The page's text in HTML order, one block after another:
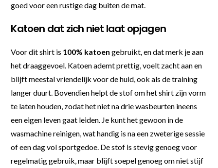
goed voor een rustige dag buiten de mat.
Katoen dat zich niet laat opjagen
Voor dit shirt is 100% katoen gebruikt, en dat merk je aan
het draaggevoel. Katoen ademt prettig, voelt zacht aan en
blijft meestal vriendelijk voor de huid, ook als de training
langer duurt. Bovendien helpt de stof om het shirt zijn vorm
te laten houden, zodat het niet na drie wasbeurten ineens
een eigen leven gaat leiden. Je kunt het gewoon in de
wasmachine reinigen, wat handig is na een zweterige sessie
of een dag vol sportgedoe. De stof is stevig genoeg voor
regelmatig gebruik, maar blijft soepel genoeg om niet stijf